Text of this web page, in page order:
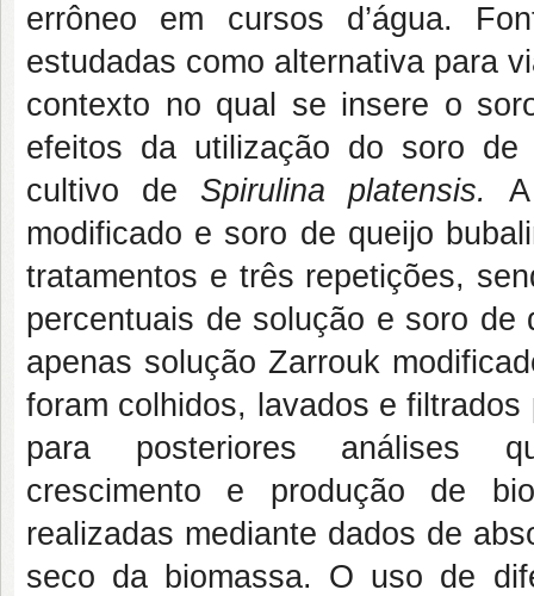
errôneo em cursos d’água.
estudadas como alternativa para
contexto no qual se insere o
efeitos da utilização do soro de
cultivo de Spirulina platensis.
modificado e soro de queijo
tratamentos e três repetições,
percentuais de solução e soro
apenas solução Zarrouk
foram colhidos, lavados e
para posteriores análises
crescimento e produção de
realizadas mediante dados de
seco da biomassa. O uso de